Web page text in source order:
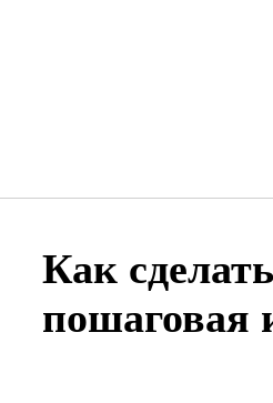
Как
пошаговая